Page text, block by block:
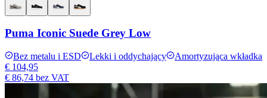
Puma Iconic Suede Grey Low
Bez metalu i ESD Lekki i oddychający
Amortyzująca wkładka
€ 104,95
€ 86,74 bez VAT